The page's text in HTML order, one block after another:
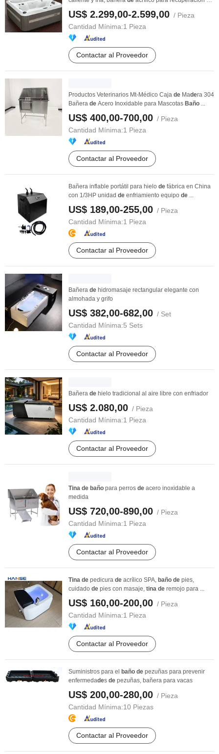
US$ 2.299,00-2.599,00 / Pieza
Cantidad Mínima:1 Pieza
Contactar al Proveedor
Productos Veterinarios Mt-Médico Caja de Madera 304
Bañera de Acero Inoxidable para Mascotas Baño ...
US$ 400,00-700,00 / Pieza
Cantidad Mínima:1 Pieza
Contactar al Proveedor
Bañera inflable portátil para hielo de fábrica en China
con 1/3HP unidad de enfriamiento equipo de ...
US$ 189,00-255,00 / Pieza
Cantidad Mínima:1 Pieza
Contactar al Proveedor
Bañera de hidromasaje rectangular elegante con
almohada y grifo
US$ 382,00-682,00 / Set
Cantidad Mínima:5 Sets
Contactar al Proveedor
Bañera de hielo tradicional al aire libre con enfriador
US$ 2.080,00 / Pieza
Cantidad Mínima:1 Pieza
Contactar al Proveedor
Tina de baño para perros de acero inoxidable a
medida
US$ 720,00-890,00 / Pieza
Cantidad Mínima:1 Pieza
Contactar al Proveedor
Tina de pedicura de acrílico SPA, baño de pies,
cuidado de pies con masaje, tina de remojo para ...
US$ 160,00-200,00 / Pieza
Cantidad Mínima:1 Pieza
Contactar al Proveedor
Suministros para el baño de pezuñas para prevenir
enfermedades de pezuñas, bañera para vacas
US$ 200,00-280,00 / Pieza
Cantidad Mínima:10 Piezas
Contactar al Proveedor